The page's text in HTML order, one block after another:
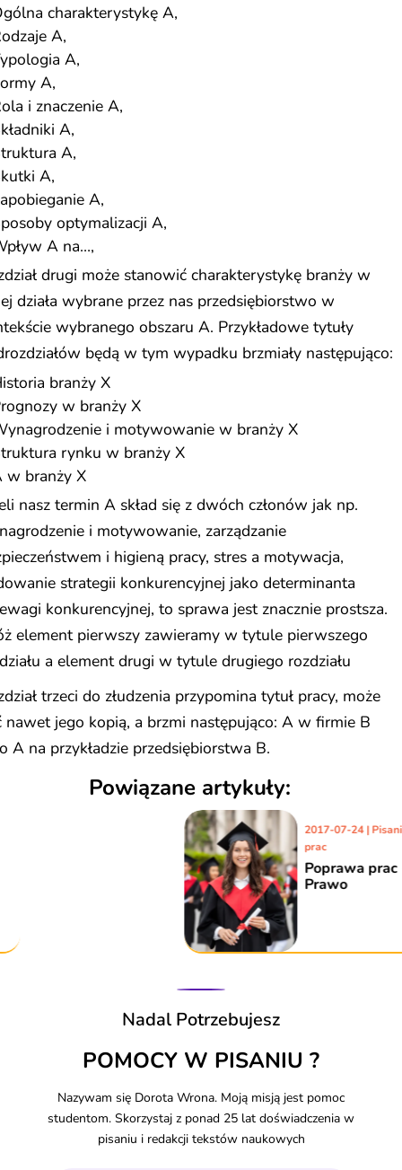
charakterystykę A,
A,
A,
A,
i znaczenie A,
A,
A,
A,
A,
optymalizacji A,
A na…,
drugi może stanowić charakterystykę branży w
działa wybrane przez nas przedsiębiorstwo w
wybranego obszaru A. Przykładowe tytuły
będą w tym wypadku brzmiały następująco:
branży X
w branży X
i motywowanie w branży X
rynku w branży X
w branży X
nasz termin A skład się z dwóch członów jak np.
i motywowanie, zarządzanie
i higieną pracy, stres a motywacja,
strategii konkurencyjnej jako determinanta
konkurencyjnej, to sprawa jest znacznie prostsza.
element pierwszy zawieramy w tytule pierwszego
a element drugi w tytule drugiego rozdziału
trzeci do złudzenia przypomina tytuł pracy, może
nawet jego kopią, a brzmi następująco: A w firmie B
A na przykładzie przedsiębiorstwa B.
Powiązane artykuły:
2017-07-24 | Pisanie
Poprawa prac -
Nadal Potrzebujesz
POMOCY W PISANIU ?
Nazywam się Dorota Wrona. Moją misją jest pomoc
studentom. Skorzystaj z ponad 25 lat doświadczenia w
pisaniu i redakcji tekstów naukowych